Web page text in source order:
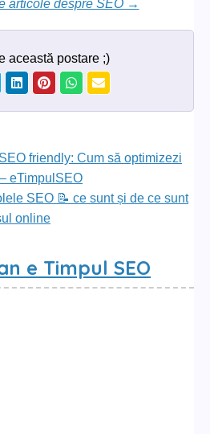
articole despre SEO →
această postare ;)
friendly: Cum să optimizezi
eTimpulSEO
SEO 📝 ce sunt și de ce sunt
online
e Timpul SEO